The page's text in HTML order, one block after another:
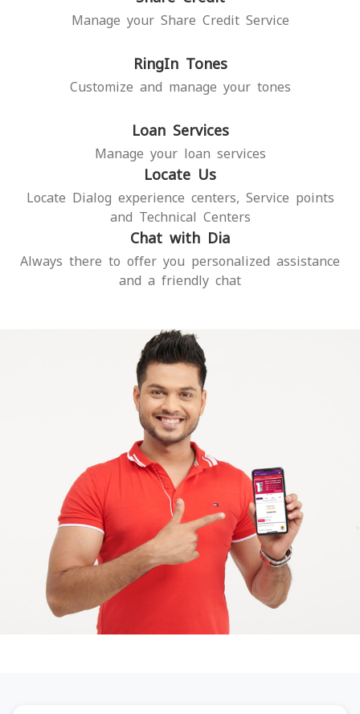
Manage your Share Credit Service
RingIn Tones
Customize and manage your tones
Loan Services
Manage your loan services
Locate Us
Locate Dialog experience centers, Service points
and Technical Centers
Chat with Dia
Always there to offer you personalized assistance
and a friendly chat